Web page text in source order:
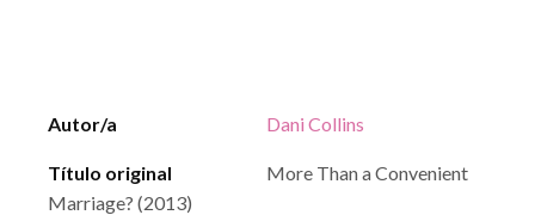
Autor/a Dani Collins
Título original
More Than a Convenient
Marriage? (2013)